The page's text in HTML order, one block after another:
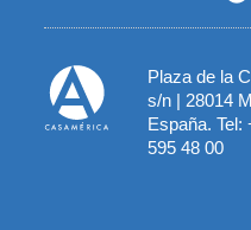
Plaza de la
s/n | 28014
España. Tel:
595 48 00